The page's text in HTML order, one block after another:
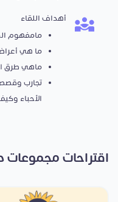
أهداف اللقاء
مامفهوم
ما هي
ماهي طرق
تجارب
الأحباء
اقتراحات مجموعات